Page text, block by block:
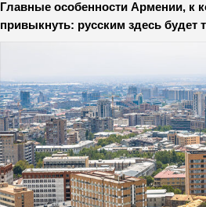
Главные особенности Армении, к
привыкнуть: русским здесь будет